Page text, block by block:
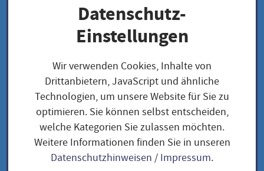
Stadtmuseum Dauerausstellung
Stadtgeschichtliche digitale Zeitreise in die
Michelsberger Kultur der Jungsteinzeit
Stadtgeschichtliche
digitale Zeitreise in
die Michelsberger
Datenschutz-
Einstellungen
Wir verwenden Cookies, Inhalte von
Drittanbietern, JavaScript und ähnliche
Technologien, um unsere Website für Sie zu
optimieren. Sie können selbst entscheiden,
welche Kategorien Sie zulassen möchten.
Weitere Informationen finden Sie in unseren
Datenschutzhinweisen / Impressum.